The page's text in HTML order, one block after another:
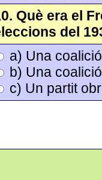
Què era el
del
a) Una
b) Una
c) Un partit